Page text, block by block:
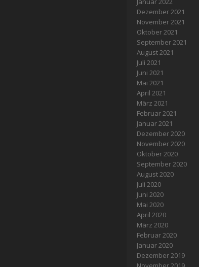
Dezember 2021
November 2021
Oktober 2021
September 2021
August 2021
Juli 2021
Juni 2021
Mai 2021
April 2021
März 2021
Februar 2021
Januar 2021
Dezember 2020
November 2020
Oktober 2020
September 2020
August 2020
Juli 2020
Juni 2020
Mai 2020
April 2020
März 2020
Februar 2020
Januar 2020
Dezember 2019